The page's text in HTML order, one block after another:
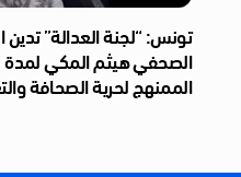
تونس: “لجنة العدالة”
الصحفي هيثم المكي
الممنهج لحرية الصحافة